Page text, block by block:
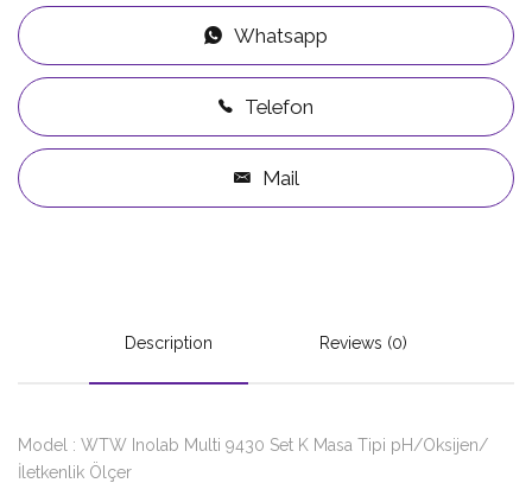
Whatsapp
Telefon
Mail
Description Reviews (0)
Model : WTW Inolab Multi 9430 Set K Masa Tipi pH/Oksijen/
İletkenlik Ölçer